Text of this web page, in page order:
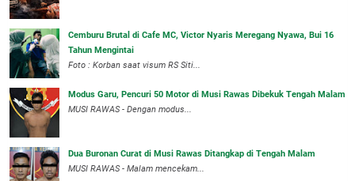
Cemburu Brutal di Cafe MC, Victor Nyaris Meregang Nyawa, Bui 16
Tahun Mengintai
Foto : Korban saat visum RS Siti...
Modus Garu, Pencuri 50 Motor di Musi Rawas Dibekuk Tengah Malam
MUSI RAWAS - Dengan modus...
Dua Buronan Curat di Musi Rawas Ditangkap di Tengah Malam
MUSI RAWAS - Malam mencekam...